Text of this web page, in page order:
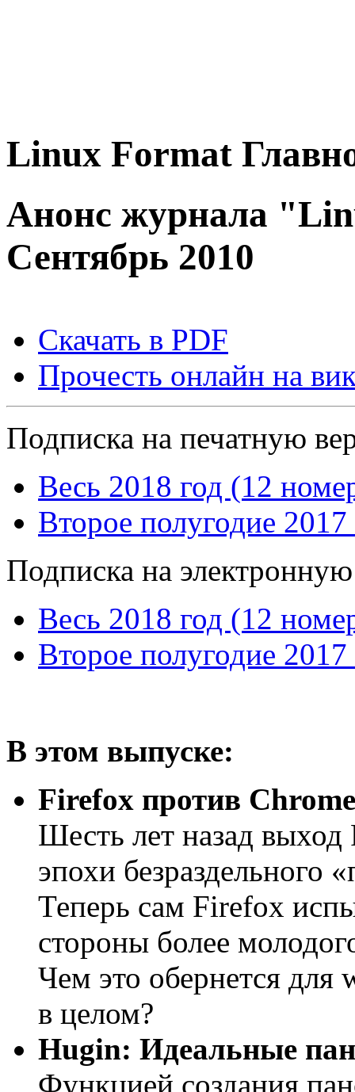
Linux Format
Анонс журнала
Сентябрь 2010
Скачать в PDF
Прочесть онлайн на
Подписка на печатную
Весь 2018 год (12
Второе полугодие
Подписка на
Весь 2018 год (12
Второе полугодие
В этом выпуске:
Firefox против Chrome
Шесть лет назад
эпохи безраздельного
Теперь сам Firefox
стороны более
Чем это обернется для
в целом?
Hugin: Идеальные
Функцией создания